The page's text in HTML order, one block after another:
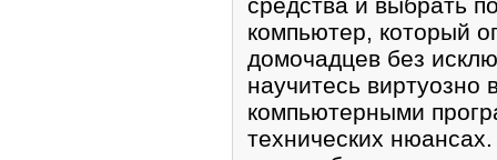
компьютер, который
домочадцев без
научитесь
компьютерными
технических